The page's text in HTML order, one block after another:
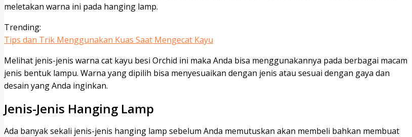
meletakan warna ini pada hanging lamp.
Trending:
Tips dan Trik Menggunakan Kuas Saat Mengecat Kayu
Melihat jenis-jenis warna cat kayu besi Orchid ini maka Anda bisa menggunakannya pada berbagai macam
jenis bentuk lampu. Warna yang dipilih bisa menyesuaikan dengan jenis atau sesuai dengan gaya dan
desain yang Anda inginkan.
Jenis-Jenis Hanging Lamp
Ada banyak sekali jenis-jenis hanging lamp sebelum Anda memutuskan akan membeli bahkan membuat